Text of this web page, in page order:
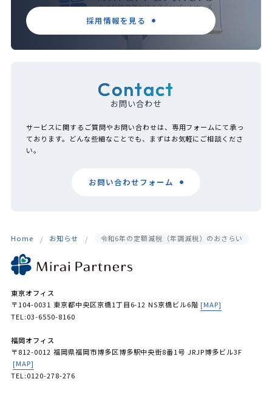
採用情報を見る
Contact
お問い合わせ
サービスに関するご質問やお問い合わせは、専用フォームにて承っ
ております。どんな些細なことでも、まずはお気軽にご相談くださ
い。
お問い合わせフォーム
Home お知らせ 令和6年の定額減税（年調減税）のおさらい
東京オフィス
〒104-0031 東京都中央区京橋1丁目6-12 NS京橋ビル6階 [MAP]
TEL:03-6550-8160
福岡オフィス
〒812-0012 福岡県福岡市博多区博多駅中央街8番1号 JRJP博多ビル3F
[MAP]
TEL:0120-278-276